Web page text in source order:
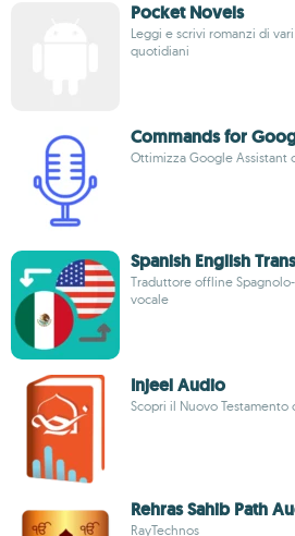
Pocket Novels
Leggi e scrivi romanzi di
quotidiani
Commands for
Ottimizza Google Assistant
Spanish English
Traduttore offline
vocale
Injeel Audio
Scopri il Nuovo
Rehras Sahib Path
RayTechnos